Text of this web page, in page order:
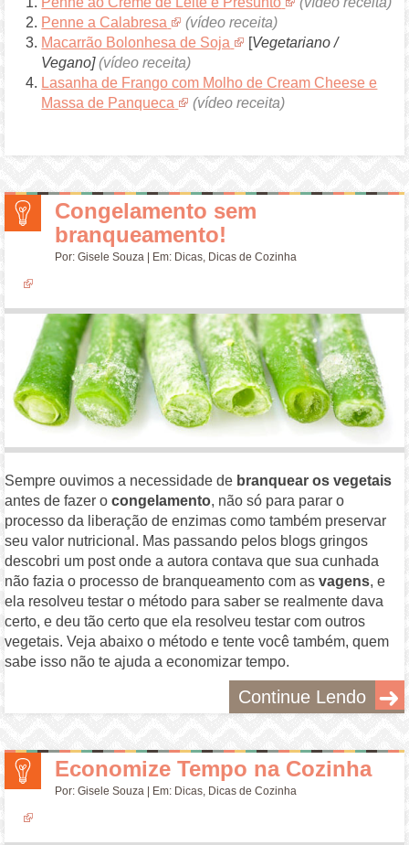
Penne a Calabresa
(vídeo receita)
Macarrão Bolonhesa de Soja
Vegetariano /
Vegano](vídeo receita)
Lasanha de Frango com Molho de Cream Cheese e
Massa de Panqueca
(vídeo receita)
Congelamento sem
branqueamento!
Por:Gisele Souza | Em: Dicas, Dicas de Cozinha
Sempre ouvimos a necessidade de branquear os vegetais
antes de fazer o congelamento, não só para parar o
processo da liberação de enzimas como também preservar
seu valor nutricional. Mas passando pelos blogs gringos
descobri um post onde a autora contava que sua cunhada
não fazia o processo de branqueamento com asvagens, e
ela resolveu testar o método para saber se realmente dava
certo, e deu tão certo que ela resolveu testar com outros
vegetais. Veja abaixo o método e tente você também, quem
sabe isso não te ajuda a economizar tempo.
Continue Lendo
Economize Tempo na Cozinha
Por:Gisele Souza | Em: Dicas, Dicas de Cozinha